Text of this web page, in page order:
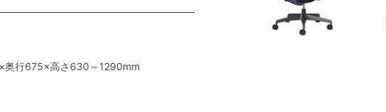
奥行675×高さ630～1290mm